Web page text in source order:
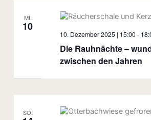
MI.
10
Die Rauhnächte –
zwischen den Jahren
10. Dezember 2025 | 15:00 -
SO.